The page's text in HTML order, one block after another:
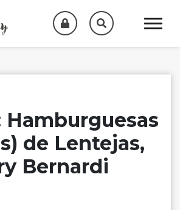
Hamburguesas
de Lentejas,
Bernardi